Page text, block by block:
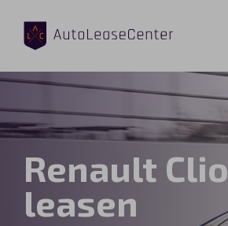
Renault Clio
leasen
Zakelijke auto’s
Bedrijfswagens
Elektrische auto’s